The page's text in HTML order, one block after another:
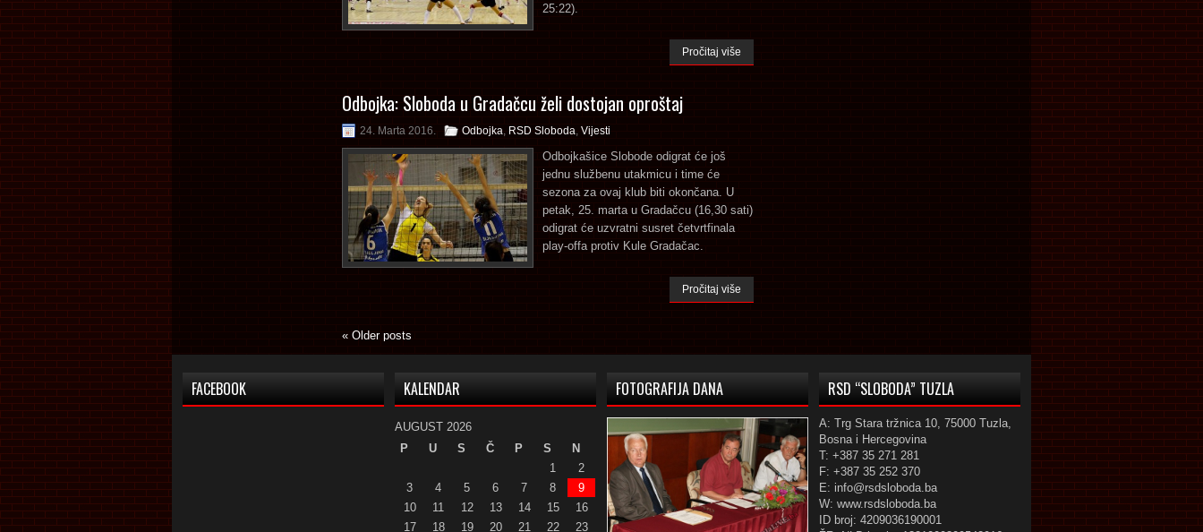
25:22).
Pročitaj više
Odbojka: Sloboda u Gradačcu želi dostojan oproštaj
24. Marta 2016. Odbojka, RSD Sloboda, Vijesti
Odbojkašice Slobode odigrat će još
jednu službenu utakmicu i time će
sezona za ovaj klub biti okončana. U
petak, 25. marta u Gradačcu (16,30 sati)
odigrat će uzvratni susret četvrtfinala
play-offa protiv Kule Gradačac.
Pročitaj više
« Older posts
FACEBOOK KALENDAR
AUGUST 2026
P
U S Č P S
N
1
2
3
4 5 6 7 8
9
10
11 12 13 14 15
16
17
18 19 20 21 22 23
FOTOGRAFIJA DANA RSD “SLOBODA” TUZLA
A: Trg Stara tržnica 10, 75000 Tuzla,
Bosna i Hercegovina
T: +387 35 271 281
F: +387 35 252 370
E: info@rsdsloboda.ba
W: www.rsdsloboda.ba
ID broj: 4209036190001